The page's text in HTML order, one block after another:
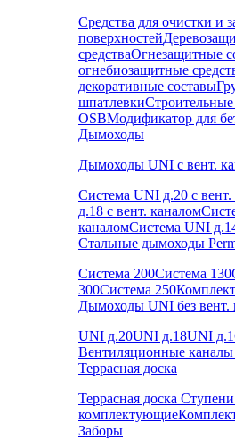
Средства для очистки и
поверхностей
средстваОгнезащитные
огнебиозащитные
декоративные составы
шпатлевки
OSBМодификатор для
Дымоходы
Дымоходы UNI с вент.
Система UNI д.20 с вент.
д.18 с вент. каналом
каналомСистема UNI
Стальные дымоходы
Система 200Система 130
300Система 250
Дымоходы UNI без вент.
UNI д.20UNI д.18UNI
Вентиляционные
Террасная доска
Террасная доска
комплектующие
Заборы